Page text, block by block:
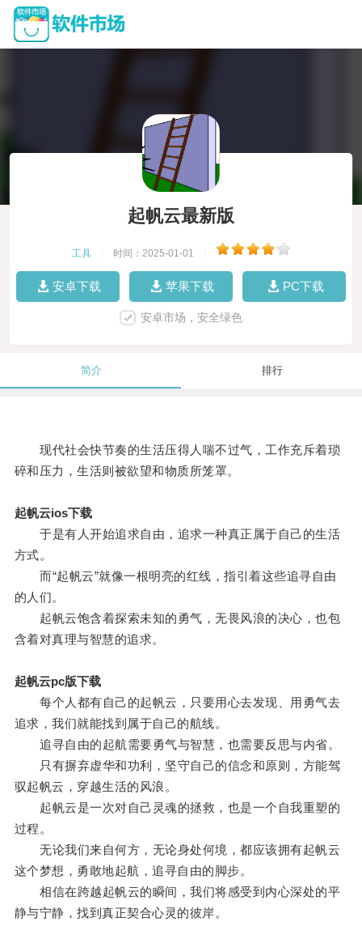
起帆云最新版
工具 时间：2025-01-01
安卓下载 苹果下载 PC下载
安卓市场，安全绿色
简介 排行
现代社会快节奏的生活压得人喘不过气，工作充斥着琐
碎和压力，生活则被欲望和物质所笼罩。
起帆云ios下载
于是有人开始追求自由，追求一种真正属于自己的生活
方式。
而“起帆云”就像一根明亮的红线，指引着这些追寻自由
的人们。
起帆云饱含着探索未知的勇气，无畏风浪的决心，也包
含着对真理与智慧的追求。
起帆云pc版下载
每个人都有自己的起帆云，只要用心去发现、用勇气去
追求，我们就能找到属于自己的航线。
追寻自由的起航需要勇气与智慧，也需要反思与内省。
只有摒弃虚华和功利，坚守自己的信念和原则，方能驾
驭起帆云，穿越生活的风浪。
起帆云是一次对自己灵魂的拯救，也是一个自我重塑的
过程。
无论我们来自何方，无论身处何境，都应该拥有起帆云
这个梦想，勇敢地起航，追寻自由的脚步。
相信在跨越起帆云的瞬间，我们将感受到内心深处的平
静与宁静，找到真正契合心灵的彼岸。